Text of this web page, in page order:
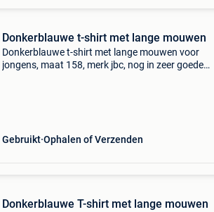
Donkerblauwe t-shirt met lange mouwen
Donkerblauwe t-shirt met lange mouwen voor
jongens, maat 158, merk jbc, nog in zeer goede
Gebruikt Ophalen of Verzenden
Donkerblauwe T-shirt met lange mouwen